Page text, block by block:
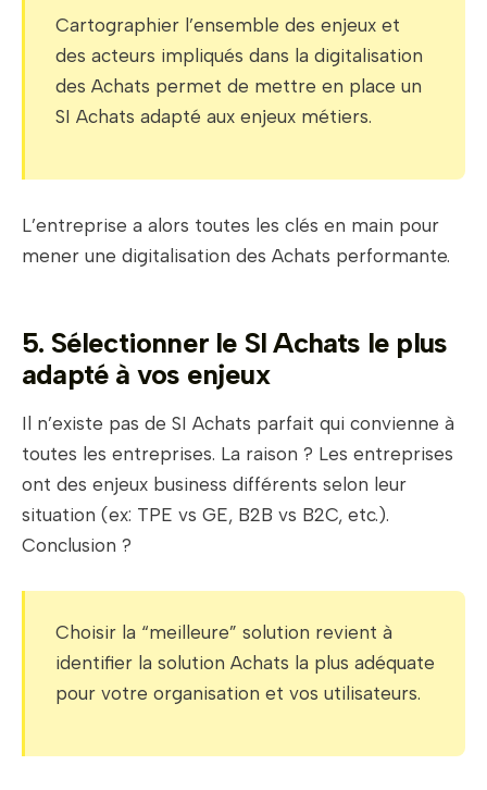
Cartographier l’ensemble des enjeux et
des acteurs impliqués dans la digitalisation
des Achats permet de mettre en place un
SI Achats adapté aux enjeux métiers.
L’entreprise a alors toutes les clés en main pour
mener une digitalisation des Achats performante.
5. Sélectionner le SI Achats le plus
adapté à vos enjeux
Il n’existe pas de SI Achats parfait qui convienne à
toutes les entreprises. La raison ? Les entreprises
ont des enjeux business différents selon leur
situation (ex: TPE vs GE, B2B vs B2C, etc.).
Conclusion ?
Choisir la “meilleure” solution revient à
identifier la solution Achats la plus adéquate
pour votre organisation et vos utilisateurs.